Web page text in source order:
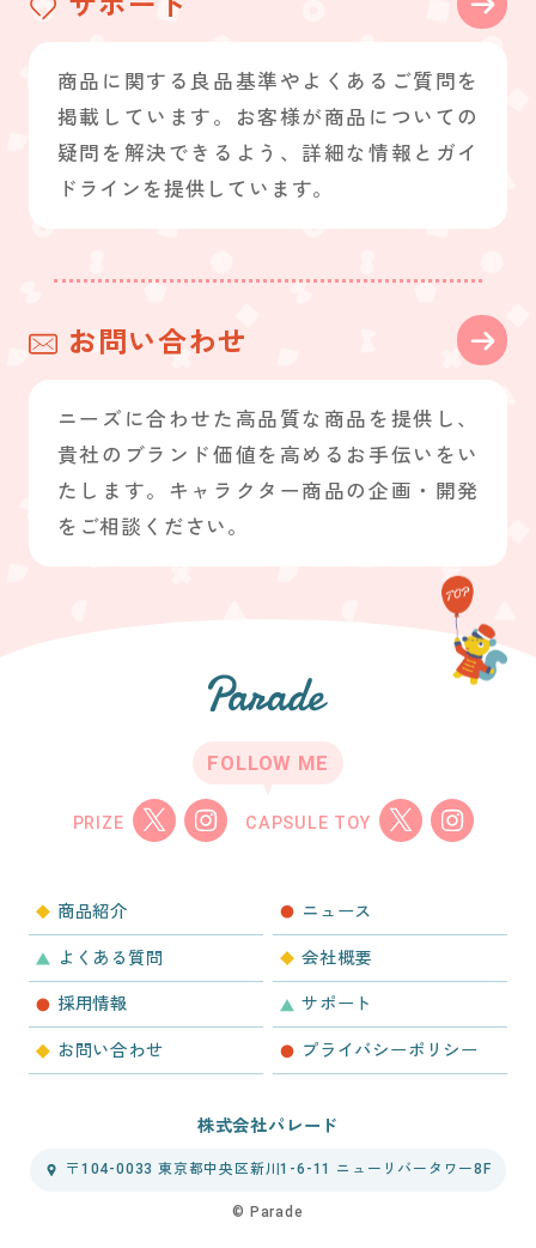
商品に関する良品基準やよくあるご質問を
掲載しています。お客様が商品についての
疑問を解決できるよう、詳細な情報とガイ
ドラインを提供しています。
お問い合わせ
ニーズに合わせた高品質な商品を提供し、
貴社のブランド価値を高めるお手伝いをい
たします。キャラクター商品の企画・開発
をご相談ください。
FOLLOW ME
PRIZE CAPSULE TOY
商品紹介 ニュース
よくある質問 会社概要
採用情報 サポート
お問い合わせ プライバシーポリシー
株式会社パレード
〒104-0033 東京都中央区新川1-6-11 ニューリバータワー8F
©︎ Parade